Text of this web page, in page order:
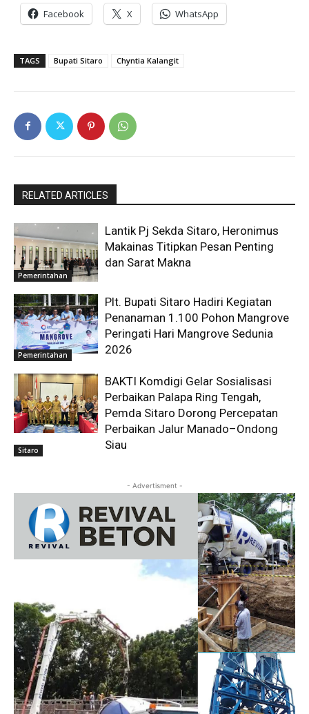
Facebook X WhatsApp
TAGS Bupati Sitaro Chyntia Kalangit
RELATED ARTICLES
Pemerintahan
Lantik Pj Sekda Sitaro, Heronimus
Makainas Titipkan Pesan Penting
dan Sarat Makna
Pemerintahan
Plt. Bupati Sitaro Hadiri Kegiatan
Penanaman 1.100 Pohon Mangrove
Peringati Hari Mangrove Sedunia
2026
Sitaro
BAKTI Komdigi Gelar Sosialisasi
Perbaikan Palapa Ring Tengah,
Pemda Sitaro Dorong Percepatan
Perbaikan Jalur Manado–Ondong
Siau
- Advertisment -